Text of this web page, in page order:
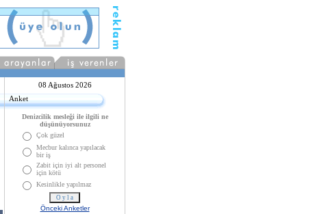
08 Ağustos 2026
Anket
Denizcilik mesleği ile ilgili ne
düşünüyorsunuz
Çok güzel
Mecbur kalınca yapılacak
bir iş
Zabit için iyi alt personel
için kötü
Kesinlikle yapılmaz
Önceki Anketler